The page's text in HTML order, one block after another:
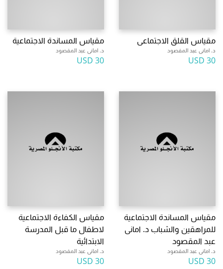
مقياس القلق الاجتماعى
د. امانى عبد المقصود
30 USD
مقياس المساندة الاجتماعية
د. امانى عبد المقصود
30 USD
مقياس المساندة الاجتماعية
للمراهقين والشباب د. امانى
عبد المقصود
د. امانى عبد المقصود
30 USD
مقياس الكفاءة الاجتماعية
لاطفال ما قبل المدرسة
الابتدائية
د. امانى عبد المقصود
30 USD